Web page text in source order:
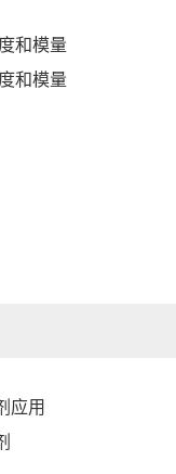
和模量
和模量
应用